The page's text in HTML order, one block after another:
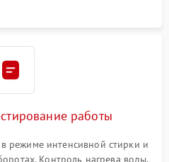
работы
режиме интенсивной стирки и
Контроль нагрева воды,